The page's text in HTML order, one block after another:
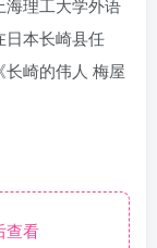
海理工大学外语
日本长崎县任
崎的伟人 梅屋
查看